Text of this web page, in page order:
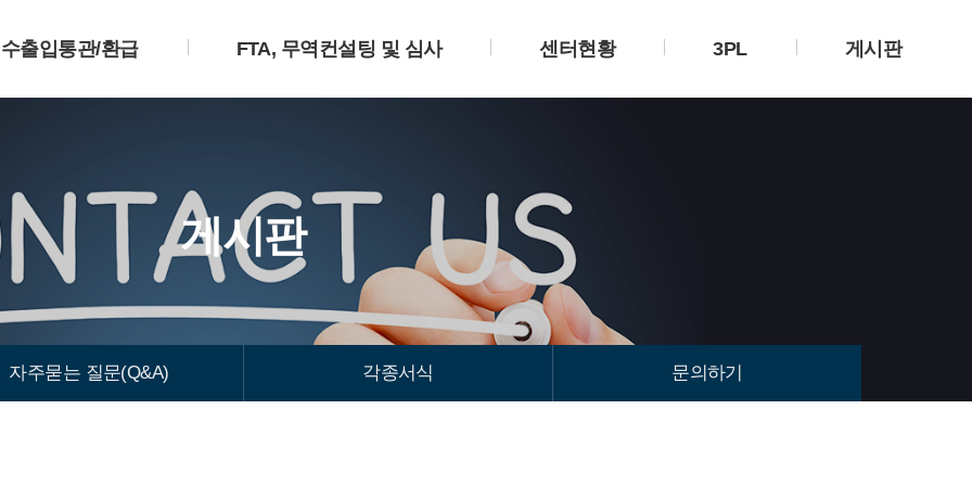
수출입통관/환급 FTA, 무역컨설팅 및 심사 센터현황 3PL 게시판
게시판
자주묻는 질문(Q&A) 각종서식 문의하기